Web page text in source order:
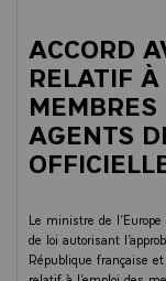
ACCORD
RELATIF À
AGENTS
Le ministre de
de loi autorisant
République française